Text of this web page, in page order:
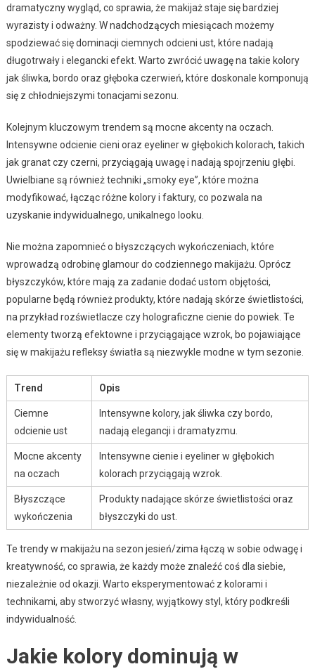
dramatyczny wygląd, co sprawia, że makijaż staje się bardziej
wyrazisty i odważny. W nadchodzących miesiącach możemy
spodziewać się dominacji ciemnych odcieni ust, które nadają
długotrwały i elegancki efekt. Warto zwrócić uwagę na takie kolory
jak śliwka, bordo oraz głęboka czerwień, które doskonale komponują
się z chłodniejszymi tonacjami sezonu.
Kolejnym kluczowym trendem są mocne akcenty na oczach.
Intensywne odcienie cieni oraz eyeliner w głębokich kolorach, takich
jak granat czy czerni, przyciągają uwagę i nadają spojrzeniu głębi.
Uwielbiane są również techniki „smoky eye”, które można
modyfikować, łącząc różne kolory i faktury, co pozwala na
uzyskanie indywidualnego, unikalnego looku.
Nie można zapomnieć o błyszczących wykończeniach, które
wprowadzą odrobinę glamour do codziennego makijażu. Oprócz
błyszczyków, które mają za zadanie dodać ustom objętości,
popularne będą również produkty, które nadają skórze świetlistości,
na przykład rozświetlacze czy holograficzne cienie do powiek. Te
elementy tworzą efektowne i przyciągające wzrok, bo pojawiające
się w makijażu refleksy światła są niezwykle modne w tym sezonie.
Trend Opis
Ciemne
odcienie ust
Intensywne kolory, jak śliwka czy bordo,
nadają elegancji i dramatyzmu.
Mocne akcenty
na oczach
Intensywne cienie i eyeliner w głębokich
kolorach przyciągają wzrok.
Błyszczące
wykończenia
Produkty nadające skórze świetlistości oraz
błyszczyki do ust.
Te trendy w makijażu na sezon jesień/zima łączą w sobie odwagę i
kreatywność, co sprawia, że każdy może znaleźć coś dla siebie,
niezależnie od okazji. Warto eksperymentować z kolorami i
technikami, aby stworzyć własny, wyjątkowy styl, który podkreśli
indywidualność.
Jakie kolory dominują w